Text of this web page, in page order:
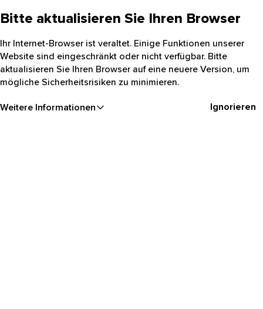
Bitte aktualisieren Sie Ihren Browser
Ihr Internet-Browser ist veraltet. Einige Funktionen unserer
Website sind eingeschränkt oder nicht verfügbar. Bitte
aktualisieren Sie Ihren Browser auf eine neuere Version, um
mögliche Sicherheitsrisiken zu minimieren.
Weitere Informationen Ignorieren